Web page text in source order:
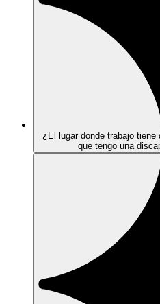
¿El lugar donde trabajo
que tengo una